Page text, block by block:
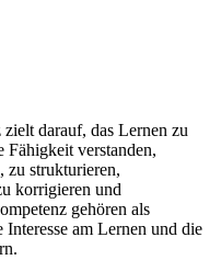
darauf, das Lernen zu
verstanden,
zu strukturieren,
korrigieren und
gehören als
am Lernen und die